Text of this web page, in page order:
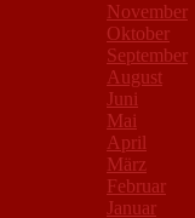
November
Oktober
September
August
Juni
Mai
April
März
Februar
Januar